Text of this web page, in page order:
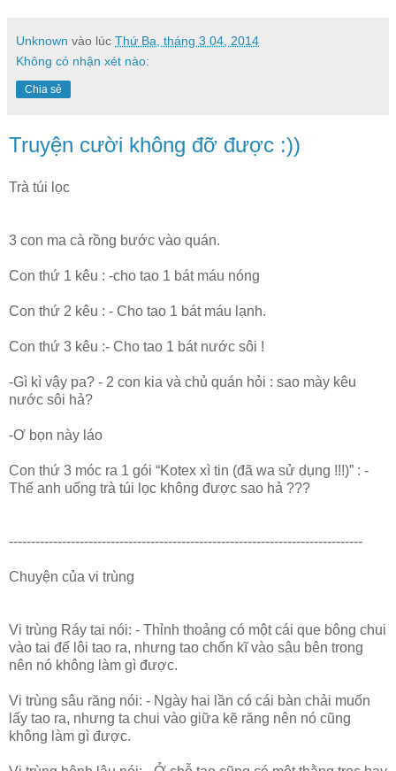
Unknown vào lúc Thứ Ba, tháng 3 04, 2014
Không có nhận xét nào:
Chia sẻ
Truyện cười không đỡ được :))
Trà túi lọc
3 con ma cà rồng bước vào quán.
Con thứ 1 kêu : -cho tao 1 bát máu nóng
Con thứ 2 kêu : - Cho tao 1 bát máu lạnh.
Con thứ 3 kêu :- Cho tao 1 bát nước sôi !
-Gì kì vậy pa? - 2 con kia và chủ quán hỏi : sao mày kêu
nước sôi hả?
-Ơ bọn này láo
Con thứ 3 móc ra 1 gói “Kotex xì tin (đã wa sử dụng !!!)” : -
Thế anh uống trà túi lọc không được sao hả ???
--------------------------------------------------------------------------------
Chuyện của vi trùng
Vi trùng Ráy tai nói: - Thỉnh thoảng có một cái que bông chui
vào tai để lôi tao ra, nhưng tao chốn kĩ vào sâu bên trong
nên nó không làm gì được.
Vi trùng sâu răng nói: - Ngày hai lần có cái bàn chải muốn
lấy tao ra, nhưng ta chui vào giữa kẽ răng nên nó cũng
không làm gì được.